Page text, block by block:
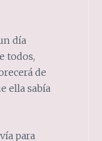
día
todos,
de
ella sabía
para